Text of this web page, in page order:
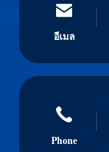
อีเมล
Phone